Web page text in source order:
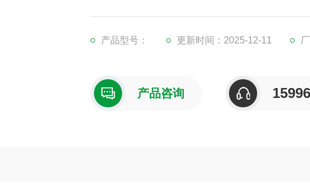
产品型号： 更新时间：2025-12-11
产品咨询